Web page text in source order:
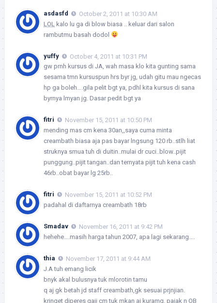
asdasfd
October 2, 2011 at 10:30 AM
LOL kalo lu ga di blow biasa .. keluar dari salon
rambutmu basah dodol
yuffy
October 4, 2011 at 10:31 PM
gw prnh kursus di JA, wah masa klo kita gunting sama
sesama tmn kursuspun hrs byr jg, udah gitu mau ngecas
hp ga boleh….gila pelit bgt ya, pdhl kita kursus di sana
byrnya lmyan jg. Dasar pedit bgt ya
fitri
November 15, 2011 at 10:50 PM
mending mas cm kena 30an,,saya cuma minta
creambath biasa aja pas bayar lngsung 120 rb..stlh liat
struknya smua tuh di duitin..mulai dr cuci..blow..pijit
punggung..pijit tangan..dan ternyata pijit tuh kena cash
46rb..obat bayar lg 25rb..
fitri
November 15, 2011 at 10:52 PM
padahal di daftarnya creambath 18rb
Smadav
November 16, 2011 at 9:42 PM
hehehe….masih harga tahun 2007, apa lagi sekarang….
thia
November 17, 2011 at 9:44 AM
J.A tuh emang licik
bnyk akal bulusnya tuk mlorotin tamu
q aj gk betah jd staff creambath,gk sesuai prjnjian.
kringet diperes gaji cm tuk mkan aj kuramg. pajak n OB